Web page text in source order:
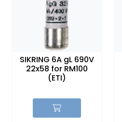
SIKRING 6A gL 690V
22x58 for RM100
(ETI)